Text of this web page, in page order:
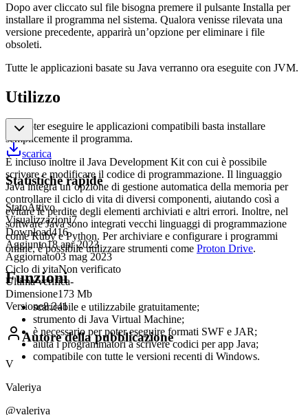
Dopo aver cliccato sul file bisogna premere il pulsante Installa per
installare il programma nel sistema. Qualora venisse rilevata una
versione precedente, apparirà un’opzione per eliminare i file
obsoleti.
Tutte le applicazioni basate su Java verranno ora eseguite con JVM.
Utilizzo
Per poter eseguire le applicazioni compatibili basta installare
semplicemente il programma.
È incluso inoltre il Java Development Kit con cui è possibile
scrivere e modificare il codice di programmazione. Il linguaggio
Java integra un’opzione di gestione automatica della memoria per
controllare il ciclo di vita di diversi componenti, aiutando così a
evitare le perdite degli elementi archiviati e altri errori. Inoltre, nel
software Java sono integrati vecchi linguaggi di programmazione
come Ruby e Python. Per archiviare e configurare i programmi
online, è possibile utilizzare strumenti come Proton Drive.
Funzioni
scaricabile e utilizzabile gratuitamente;
strumento di Java Virtual Machine;
è necessario per poter eseguire formati SWF e JAR;
aiuta i programmatori a scrivere codici per app Java;
compatibile con tutte le versioni recenti di Windows.
scarica
Statistiche rapide
StatoAttivo
Visualizzazioni7
Download416
Aggiunto18 apr 2023
Aggiornato03 mag 2023
Ciclo di vitaNon verificato
Ultima verifica-
Dimensione173 Mb
Versione8.341
Autore della pubblicazione
V
Valeriya
@valeriya